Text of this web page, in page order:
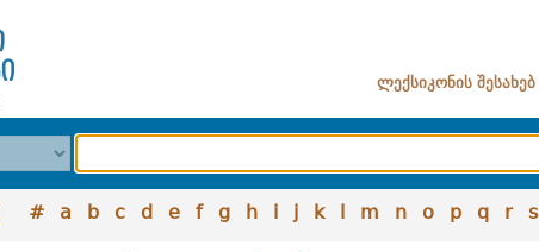
ლექსიკონის შესახებ
# a b c d e f g h i j k l m n o p q r s